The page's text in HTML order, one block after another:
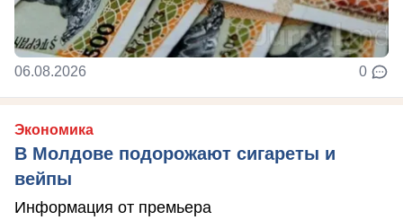
06.08.2026 0
Экономика
В Молдове подорожают сигареты и
вейпы
Информация от премьера